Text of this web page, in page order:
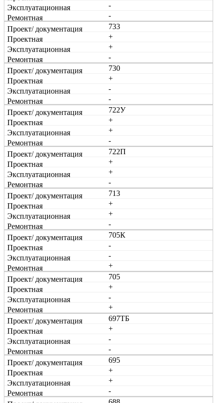
-
-
733
+
+
-
730
+
-
-
722У
+
+
-
722П
+
+
-
713
+
+
-
705К
-
-
+
705
+
-
+
697ТБ
+
-
-
695
+
+
-